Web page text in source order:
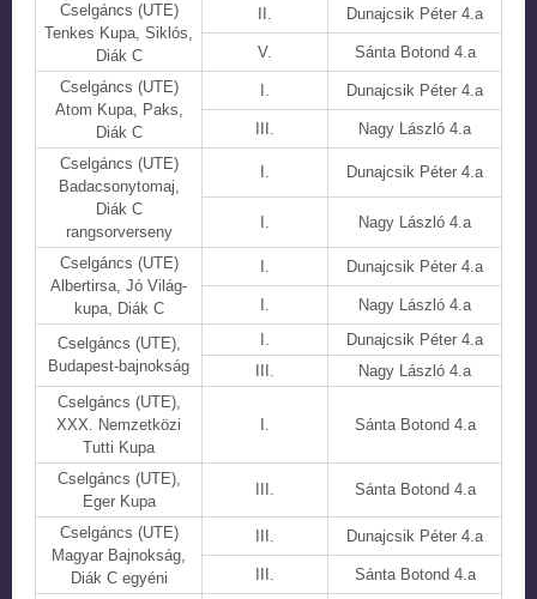
Cselgáncs (UTE)
Tenkes Kupa, Siklós,
Diák C
II. Dunajcsik Péter 4.a
V.
Sánta Botond 4.a
Cselgáncs (UTE)
Atom Kupa, Paks,
Diák C
I. Dunajcsik Péter 4.a
III.
Nagy László 4.a
Cselgáncs (UTE)
Badacsonytomaj,
Diák C
rangsorverseny
I. Dunajcsik Péter 4.a
I. Nagy László 4.a
Cselgáncs (UTE)
Albertirsa, Jó Világ-
kupa, Diák C
I. Dunajcsik Péter 4.a
I. Nagy László 4.a
Cselgáncs (UTE),
Budapest-bajnokság
I.
Dunajcsik Péter 4.a
III.
Nagy László 4.a
Cselgáncs (UTE),
XXX. Nemzetközi
Tutti Kupa
I. Sánta Botond 4.a
Cselgáncs (UTE),
Eger Kupa
III. Sánta Botond 4.a
Cselgáncs (UTE)
Magyar Bajnokság,
Diák C egyéni
III. Dunajcsik Péter 4.a
III.
Sánta Botond 4.a